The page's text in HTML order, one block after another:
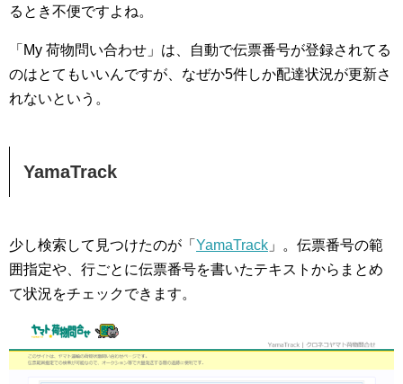
るとき不便ですよね。
「My 荷物問い合わせ」は、自動で伝票番号が登録されてる
のはとてもいいんですが、なぜか5件しか配達状況が更新さ
れないという。
YamaTrack
少し検索して見つけたのが「 YamaTrack 」。伝票番号の範
囲指定や、行ごとに伝票番号を書いたテキストからまとめ
て状況をチェックできます。